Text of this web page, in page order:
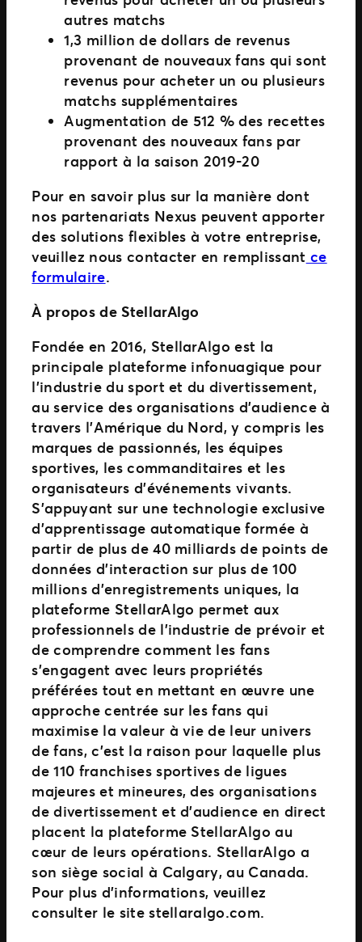
autres matchs
1,3 million de dollars de revenus
provenant de nouveaux fans qui sont
revenus pour acheter un ou plusieurs
matchs supplémentaires
Augmentation de 512 % des recettes
provenant des nouveaux fans par
rapport à la saison 2019-20
Pour en savoir plus sur la manière dont
nos partenariats Nexus peuvent apporter
des solutions flexibles à votre entreprise,
veuillez nous contacter en remplissant ce
formulaire.
À propos de StellarAlgo
Fondée en 2016, StellarAlgo est la
principale plateforme infonuagique pour
l’industrie du sport et du divertissement,
au service des organisations d’audience à
travers l’Amérique du Nord, y compris les
marques de passionnés, les équipes
sportives, les commanditaires et les
organisateurs d’événements vivants.
S’appuyant sur une technologie exclusive
d’apprentissage automatique formée à
partir de plus de 40 milliards de points de
données d’interaction sur plus de 100
millions d’enregistrements uniques, la
plateforme StellarAlgo permet aux
professionnels de l’industrie de prévoir et
de comprendre comment les fans
s’engagent avec leurs propriétés
préférées tout en mettant en œuvre une
approche centrée sur les fans qui
maximise la valeur à vie de leur univers
de fans, c’est la raison pour laquelle plus
de 110 franchises sportives de ligues
majeures et mineures, des organisations
de divertissement et d’audience en direct
placent la plateforme StellarAlgo au
cœur de leurs opérations. StellarAlgo a
son siège social à Calgary, au Canada.
Pour plus d’informations, veuillez
consulter le site stellaralgo.com.